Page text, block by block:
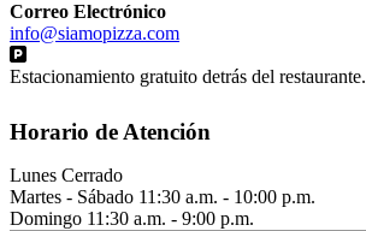
Correo Electrónico
info@siamopizza.com
Estacionamiento gratuito detrás del restaurante.
Horario de Atención
Lunes Cerrado
Martes - Sábado 11:30 a.m. - 10:00 p.m.
Domingo 11:30 a.m. - 9:00 p.m.